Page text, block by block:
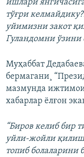
ишлари
тўғри
уйимизни закот
Гуландомни
Муҳаббат
бермагани¸
мазмунда
хабарлар ëлғон
“Биров келиб бир
уйли-жойли
топиб болаларини